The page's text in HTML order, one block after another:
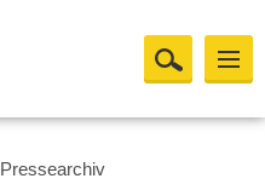
Pressearchiv